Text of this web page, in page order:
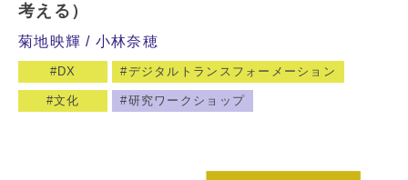
考える）
菊地映輝 小林奈穂
DX デジタルトランスフォーメーション
文化 研究ワークショップ